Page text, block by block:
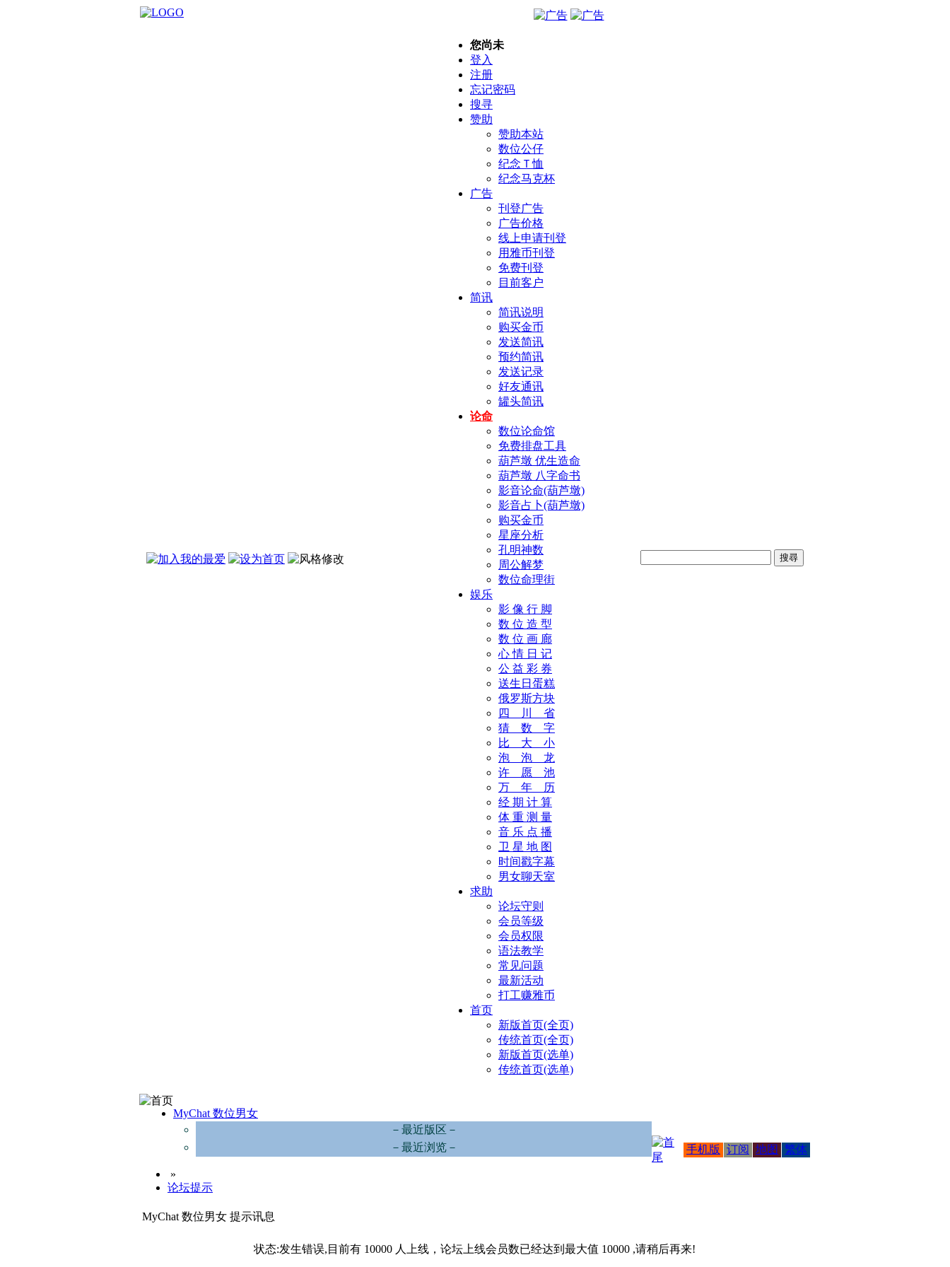
您尚未
登入
注册
忘记密码
搜寻
赞助
赞助本站
数位公仔
纪念Ｔ恤
纪念马克杯
广告
刊登广告
广告价格
线上申请刊登
用雅币刊登
免费刊登
目前客户
简讯
简讯说明
购买金币
发送简讯
预约简讯
发送记录
好友通讯
罐头简讯
论命
数位论命馆
免费排盘工具
葫芦墩 优生造命
葫芦墩 八字命书
影音论命(葫芦墩)
影音占卜(葫芦墩)
购买金币
星座分析
孔明神数
周公解梦
数位命理街
娱乐
影 像 行 脚
数 位 造 型
数 位 画 廊
心 情 日 记
公 益 彩 券
送生日蛋糕
俄罗斯方块
四 川 省
猜 数 字
比 大 小
泡 泡 龙
许 愿 池
万 年 历
经 期 计 算
体 重 测 量
音 乐 点 播
卫 星 地 图
时间戳字幕
男女聊天室
求助
论坛守则
会员等级
会员权限
语法教学
常见问题
最新活动
打工赚雅币
首页
新版首页(全页)
传统首页(全页)
新版首页(选单)
传统首页(选单)
MyChat 数位男女
－最近版区－
－最近浏览－
»
论坛提示
手机版 订阅 地图 繁体
MyChat 数位男女 提示讯息
状态:发生错误,目前有 10000 人上线，论坛上线会员数已经达到最大值 10000 ,请稍后再来!